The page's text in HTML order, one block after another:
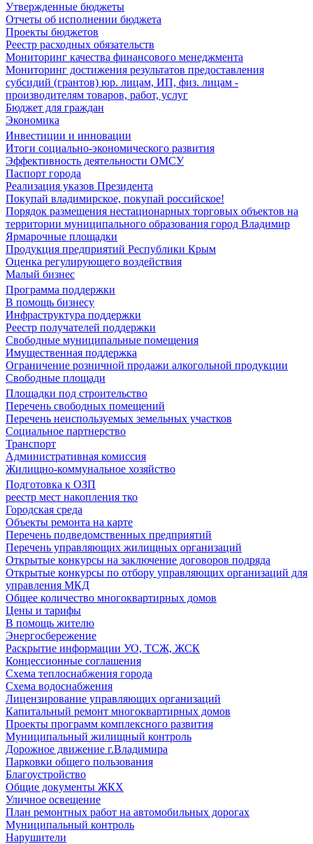
Утвержденные бюджеты
Отчеты об исполнении бюджета
Проекты бюджетов
Реестр расходных обязательств
Мониторинг качества финансового менеджмента
Мониторинг достижения результатов предоставления
субсидий (грантов) юр. лицам, ИП, физ. лицам -
производителям товаров, работ, услуг
Бюджет для граждан
Экономика
Инвестиции и инновации
Итоги социально-экономического развития
Эффективность деятельности ОМСУ
Паспорт города
Реализация указов Президента
Покупай владимирское, покупай российское!
Порядок размещения нестационарных торговых объектов на
территории муниципального образования город Владимир
Ярмарочные площадки
Продукция предприятий Республики Крым
Оценка регулирующего воздействия
Малый бизнес
Программа поддержки
В помощь бизнесу
Инфраструктура поддержки
Реестр получателей поддержки
Свободные муниципальные помещения
Имущественная поддержка
Ограничение розничной продажи алкогольной продукции
Свободные площади
Площадки под строительство
Перечень свободных помещений
Перечень неиспользуемых земельных участков
Социальное партнерство
Транспорт
Административная комиссия
Жилищно-коммунальное хозяйство
Подготовка к ОЗП
реестр мест накопления тко
Городская среда
Объекты ремонта на карте
Перечень подведомственных предприятий
Перечень управляющих жилищных организаций
Открытые конкурсы на заключение договоров подряда
Открытые конкурсы по отбору управляющих организаций для
управления МКД
Общее количество многоквартирных домов
Цены и тарифы
В помощь жителю
Энергосбережение
Раскрытие информации УО, ТСЖ, ЖСК
Концессионные соглашения
Схема теплоснабжения города
Схема водоснабжения
Лицензирование управляющих организаций
Капитальный ремонт многоквартирных домов
Проекты программ комплексного развития
Муниципальный жилищный контроль
Дорожное движение г.Владимира
Парковки общего пользования
Благоустройство
Общие документы ЖКХ
Уличное освещение
План ремонтных работ на автомобильных дорогах
Муниципальный контроль
Нарушители